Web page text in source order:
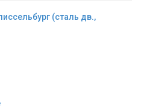
(сталь дв.,